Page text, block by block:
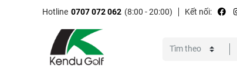
Hotline 0707 072 062 (8:00 - 20:00) Kết nối: